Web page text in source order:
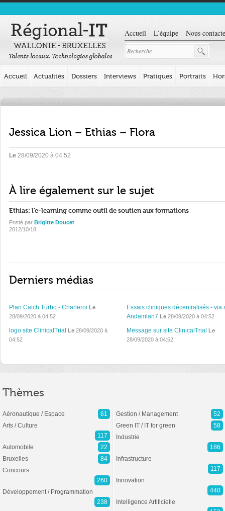
Accueil L’équipe Nous
Accueil Actualités Dossiers Interviews Pratiques Portraits
Jessica Lion – Ethias – Flora
Le 28/09/2020 à 04:52
À lire également sur le sujet
Ethias: l’e-learning comme outil de soutien aux formations
Posté par Brigitte Doucet
2012/10/18
Derniers médias
Plan Catch Turbo - Charleroi Le
28/09/2020 à 04:52
Essais cliniques décentralisés - via
Andamlan7 Le28/09/2020 à 04:52
logo site ClinicalTrial Le 28/09/2020 à
04:52
Message sur site ClinicalTrial Le
28/09/2020 à 04:52
Thèmes
Aéronautique / Espace
61
Arts / Culture
117
Automobile
22
Bruxelles
84
Concours
260
Développement / Programmation
238
Gestion / Management
52
Green IT / IT for green
58
Industrie
186
Infrastructure
117
Innovation
440
Intelligence Artificielle